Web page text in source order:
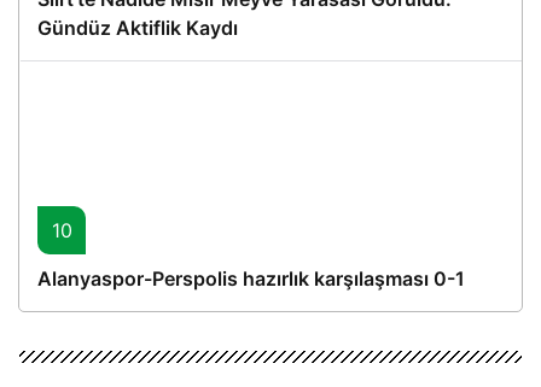
Gündüz Aktiflik Kaydı
10
Alanyaspor-Perspolis hazırlık karşılaşması 0-1